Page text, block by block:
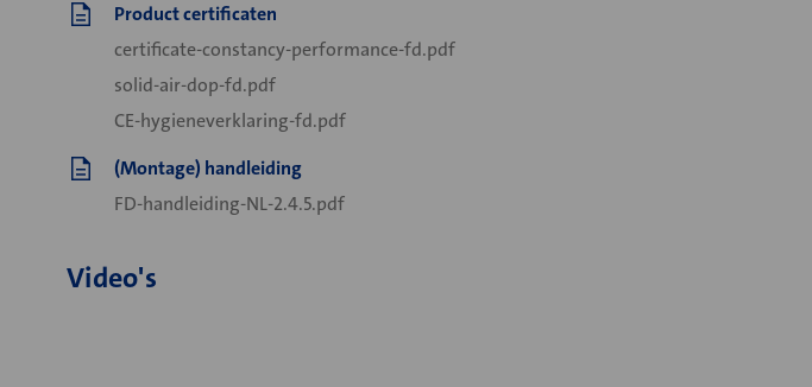
Product certificaten
certificate-constancy-performance-fd.pdf
solid-air-dop-fd.pdf
CE-hygieneverklaring-fd.pdf
(Montage) handleiding
FD-handleiding-NL-2.4.5.pdf
Video's